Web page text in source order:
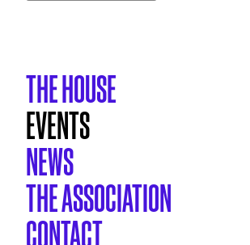
THE HOUSE
EVENTS
NEWS
THE ASSOCIATION
CONTACT